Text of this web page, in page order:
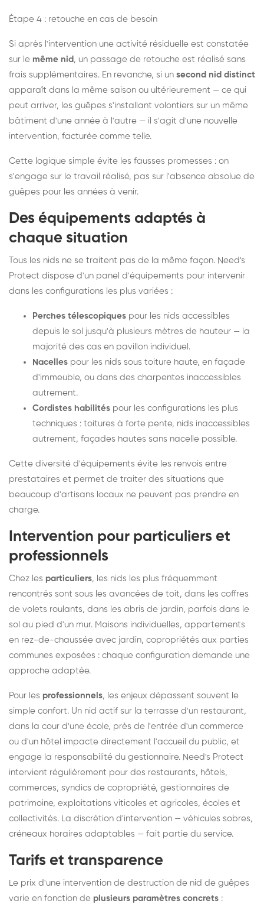
Étape 4 : retouche en cas de besoin
Si après l'intervention une activité résiduelle est constatée
sur le même nid , un passage de retouche est réalisé sans
frais supplémentaires. En revanche, si un second nid distinct
apparaît dans la même saison ou ultérieurement — ce qui
peut arriver, les guêpes s'installant volontiers sur un même
bâtiment d'une année à l'autre — il s'agit d'une nouvelle
intervention, facturée comme telle.
Cette logique simple évite les fausses promesses : on
s'engage sur le travail réalisé, pas sur l'absence absolue de
guêpes pour les années à venir.
Des équipements adaptés à
chaque situation
Tous les nids ne se traitent pas de la même façon. Need's
Protect dispose d'un panel d'équipements pour intervenir
dans les configurations les plus variées :
Perches télescopiques pour les nids accessibles
depuis le sol jusqu'à plusieurs mètres de hauteur — la
majorité des cas en pavillon individuel.
Nacelles pour les nids sous toiture haute, en façade
d'immeuble, ou dans des charpentes inaccessibles
autrement.
Cordistes habilités pour les configurations les plus
techniques : toitures à forte pente, nids inaccessibles
autrement, façades hautes sans nacelle possible.
Cette diversité d'équipements évite les renvois entre
prestataires et permet de traiter des situations que
beaucoup d'artisans locaux ne peuvent pas prendre en
charge.
Intervention pour particuliers et
professionnels
Chez les particuliers, les nids les plus fréquemment
rencontrés sont sous les avancées de toit, dans les coffres
de volets roulants, dans les abris de jardin, parfois dans le
sol au pied d'un mur. Maisons individuelles, appartements
en rez-de-chaussée avec jardin, copropriétés aux parties
communes exposées : chaque configuration demande une
approche adaptée.
Pour les professionnels, les enjeux dépassent souvent le
simple confort. Un nid actif sur la terrasse d'un restaurant,
dans la cour d'une école, près de l'entrée d'un commerce
ou d'un hôtel impacte directement l'accueil du public, et
engage la responsabilité du gestionnaire. Need's Protect
intervient régulièrement pour des restaurants, hôtels,
commerces, syndics de copropriété, gestionnaires de
patrimoine, exploitations viticoles et agricoles, écoles et
collectivités. La discrétion d'intervention — véhicules sobres,
créneaux horaires adaptables — fait partie du service.
Tarifs et transparence
Le prix d'une intervention de destruction de nid de guêpes
varie en fonction de plusieurs paramètres concrets :